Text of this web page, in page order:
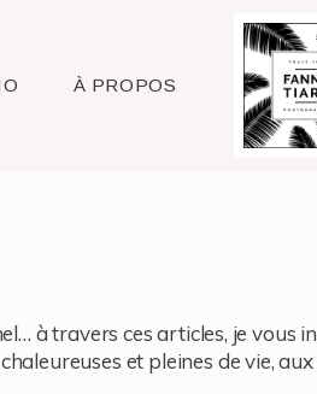
À PROPOS
à travers ces articles, je vous
et pleines de vie,